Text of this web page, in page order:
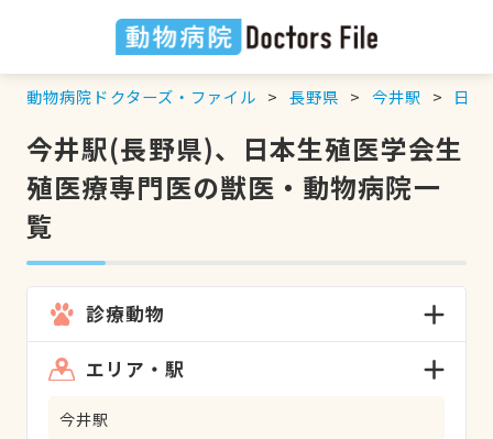
動物病院ドクターズ・ファイル 長野県 今井駅 日本
今井駅(長野県)、日本生殖医学会生
殖医療専門医の獣医・動物病院一
覧
診療動物
エリア・駅
今井駅